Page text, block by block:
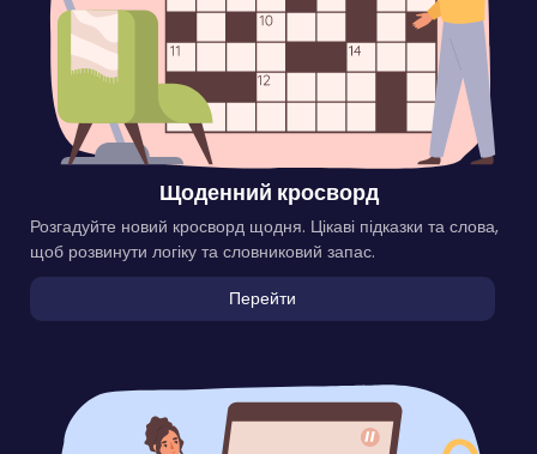
Щоденний кросворд
Розгадуйте новий кросворд щодня. Цікаві підказки та слова,
щоб розвинути логіку та словниковий запас.
Перейти